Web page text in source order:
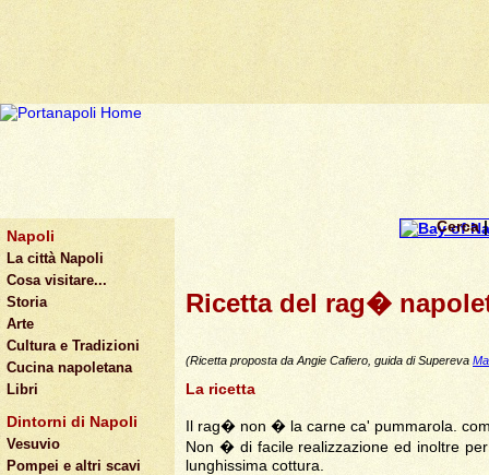
Ricetta del rag�
(Ricetta proposta da Angie Cafiero, guida di Supereva
La ricetta
Il rag� non � la carne ca' pummarola.
Non � di facile realizzazione ed inoltre
lunghissima cottura.
Cerca
Napoli
La città Napoli
Cosa visitare...
Storia
Arte
Cultura e Tradizioni
Cucina napoletana
Libri
Dintorni di Napoli
Vesuvio
Pompei e altri scavi